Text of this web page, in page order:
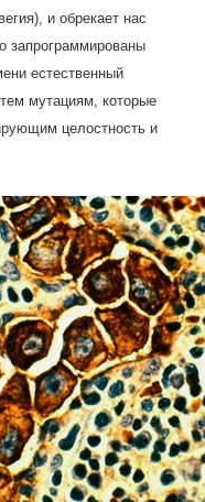
и обрекает нас
запрограммированы
естественный
тем мутациям, которые
целостность и